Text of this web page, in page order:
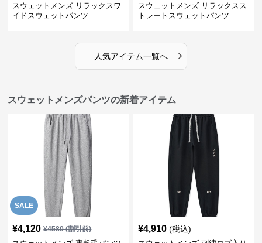
スウェットメンズ リラックスワ
イドスウェットパンツ
スウェットメンズ リラックスス
トレートスウェットパンツ
人気アイテム一覧へ ›
スウェットメンズパンツの新着アイテム
SALE
¥4,120 ¥4580(割引前) ¥4,910 (税込)